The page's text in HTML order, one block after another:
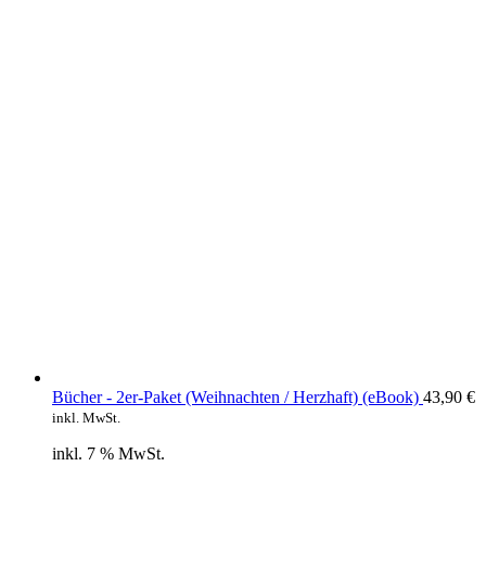
Bücher - 2er-Paket (Weihnachten / Herzhaft) (eBook) 43,90 €
inkl. MwSt.
inkl. 7 % MwSt.